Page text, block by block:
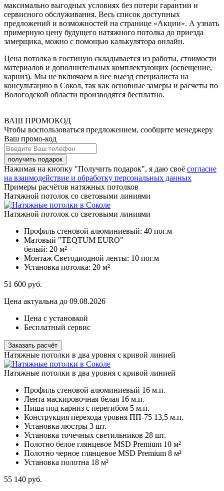
максимально выгодных условиях без потери гарантии и
сервисного обслуживания. Весь список доступных
предложений и возможностей на странице «Акции». А узнать
примерную цену будущего натяжного потолка до приезда
замерщика, можно с помощью калькулятора онлайн.
Цена потолка в гостиную складывается из работы, стоимости
материалов и дополнительных комплектующих (освещение,
карниз). Мы не включаем в нее выезд специалиста на
консультацию в Сокол, так как основные замеры и расчеты по
Вологодской области производятся бесплатно.
ВАШ ПРОМОКОД
Чтобы воспользоваться предложением, сообщите менеджеру
Ваш промо-код
Нажимая на кнопку "Получить подарок", я даю своё согласие
на взаимодействие и обработку персональных данных
Примеры расчётов натяжных потолков
Натяжной потолок со световыми линиями
Натяжной потолок со световыми линиями
Профиль стеновой алюминиевый: 40 пог.м
Матовый "TEQTUM EURO"
белый: 20 м²
Монтаж Светодиодной ленты: 10 пог.м
Установка потолка: 20 м²
51 600 руб.
Цена актуальна до 09.08.2026
Цена с установкой
Бесплатный сервис
Заказать расчёт
Натяжные потолки в два уровня с кривой линией
Натяжные потолки в два уровня с кривой линией
Профиль стеновой алюминиевый 16 м.п.
Лента маскировочная белая 16 м.п.
Ниша под карниз с перегибом 5 м.п.
Конструкция перехода уровня ПП-75 13,5 м.п.
Установка люстры 3 шт.
Установка точечных светильников 28 шт.
Полотно белое глянцевое MSD Premium 10 м²
Полотно черное глянцевое MSD Premium 8 м²
Установка полотна 18 м²
55 140 руб.